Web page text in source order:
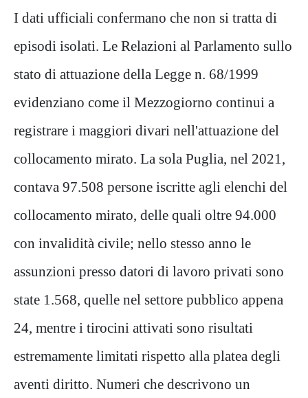
I dati ufficiali confermano che non si tratta di
episodi isolati. Le Relazioni al Parlamento sullo
stato di attuazione della Legge n. 68/1999
evidenziano come il Mezzogiorno continui a
registrare i maggiori divari nell'attuazione del
collocamento mirato. La sola Puglia, nel 2021,
contava 97.508 persone iscritte agli elenchi del
collocamento mirato, delle quali oltre 94.000
con invalidità civile; nello stesso anno le
assunzioni presso datori di lavoro privati sono
state 1.568, quelle nel settore pubblico appena
24, mentre i tirocini attivati sono risultati
estremamente limitati rispetto alla platea degli
aventi diritto. Numeri che descrivono un